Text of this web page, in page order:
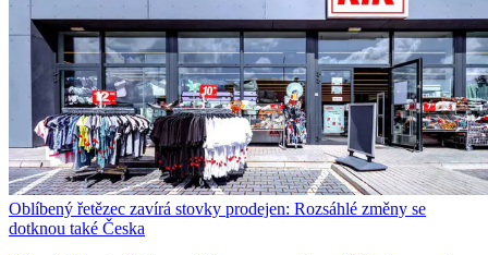
Oblíbený řetězec zavírá stovky prodejen: Rozsáhlé změny se
dotknou také Česka